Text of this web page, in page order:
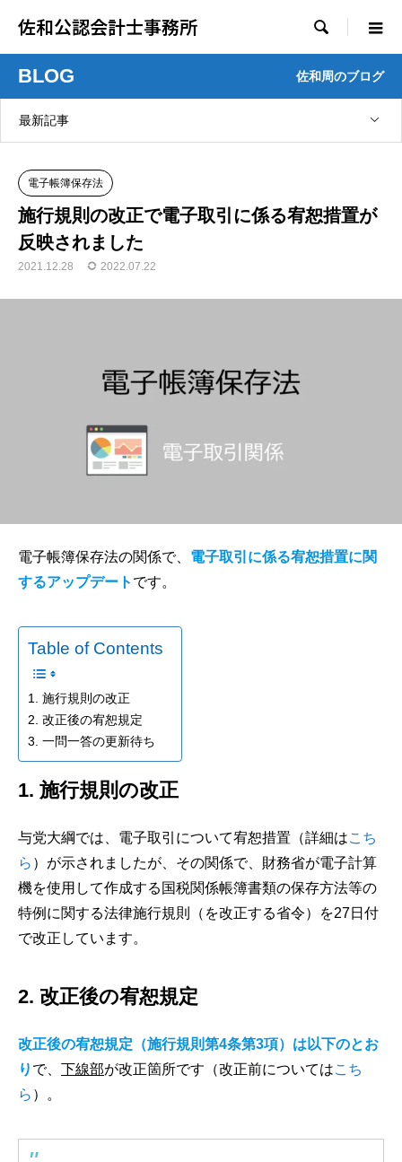
佐和公認会計士事務所 
BLOG 佐和周のブログ
最新記事
電子帳簿保存法
施行規則の改正で電子取引に係る宥恕措置が
反映されました
2021.12.28 2022.07.22
電子帳簿保存法の関係で、 電子取引に係る宥恕措置に関
するアップデート です。
Table of Contents
1. 施行規則の改正
2. 改正後の宥恕規定
3. 一問一答の更新待ち
1. 施行規則の改正
与党大綱では、電子取引について宥恕措置（詳細はこち
ら ）が示されましたが、その関係で、財務省が電子計算
機を使用して作成する国税関係帳簿書類の保存方法等の
特例に関する法律施行規則（を改正する省令）を27日付
で改正しています。
2. 改正後の宥恕規定
改正後の宥恕規定（施行規則第4条第3項）は以下のとお
り で、 下線部が改正箇所です（改正前についてはこち
ら ）。